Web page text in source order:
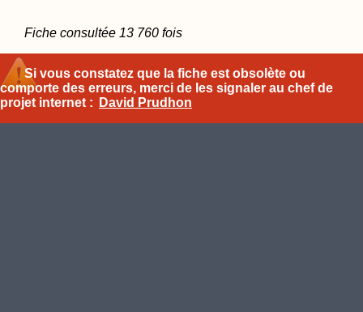
Fiche consultée 13 760 fois
Si vous constatez que la fiche est obsolète ou
comporte des erreurs, merci de les signaler au chef de
projet internet :
David Prudhon